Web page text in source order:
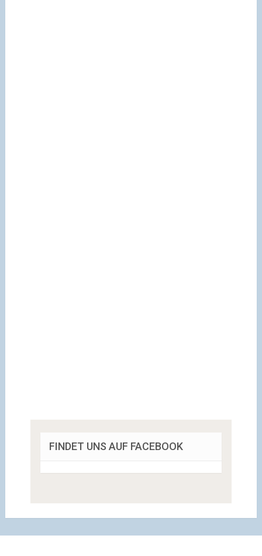
FINDET UNS AUF FACEBOOK